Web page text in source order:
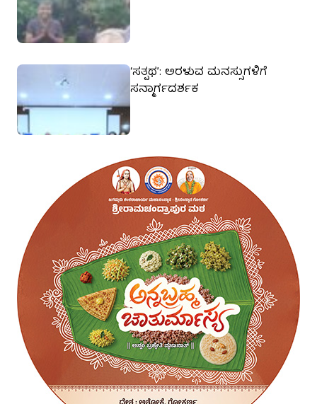
‘ಸತ್ಪಥ’: ಅರಳುವ ಮನಸ್ಸುಗಳಿಗೆ
ಸನ್ಮಾರ್ಗದರ್ಶಕ